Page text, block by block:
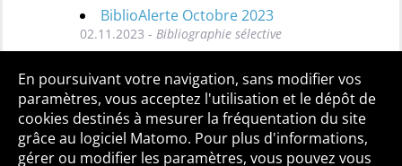
BiblioAlerte Octobre 2023
02.11.2023 - Bibliographie sélective
Toutes les BiblioAlertes
Qui sommes-nous ? Mentions légales
Accessibilité
En poursuivant votre navigation, sans modifier vos
paramètres, vous acceptez l'utilisation et le dépôt de
cookies destinés à mesurer la fréquentation du site
grâce au logiciel Matomo. Pour plus d'informations,
gérer ou modifier les paramètres, vous pouvez vous